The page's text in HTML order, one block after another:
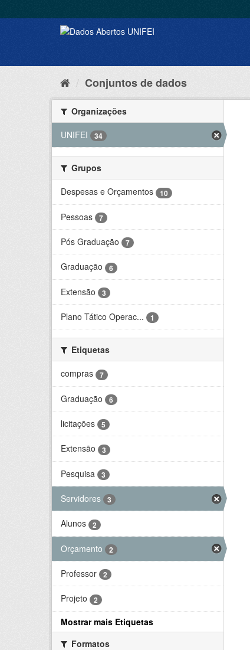
Conjuntos de dados
Organizações
UNIFEI
34
Grupos
Despesas e Orçamentos
10
Pessoas 7
Pós Graduação 7
Graduação 6
Extensão 3
Plano Tático Operac... 1
Etiquetas
compras
7
Graduação 6
licitações 5
Extensão 3
Pesquisa 3
Servidores 3
Alunos 2
Orçamento 2
Professor 2
Projeto 2
Mostrar mais Etiquetas
Formatos